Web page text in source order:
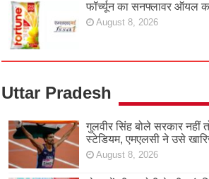
फॉर्च्यून का सनफ्लावर ऑयल
August 8, 2026
Uttar Pradesh
गुलवीर सिंह बोले सरकार नहीं
स्टेडियम, एमएलसी ने उसे
August 8, 2026